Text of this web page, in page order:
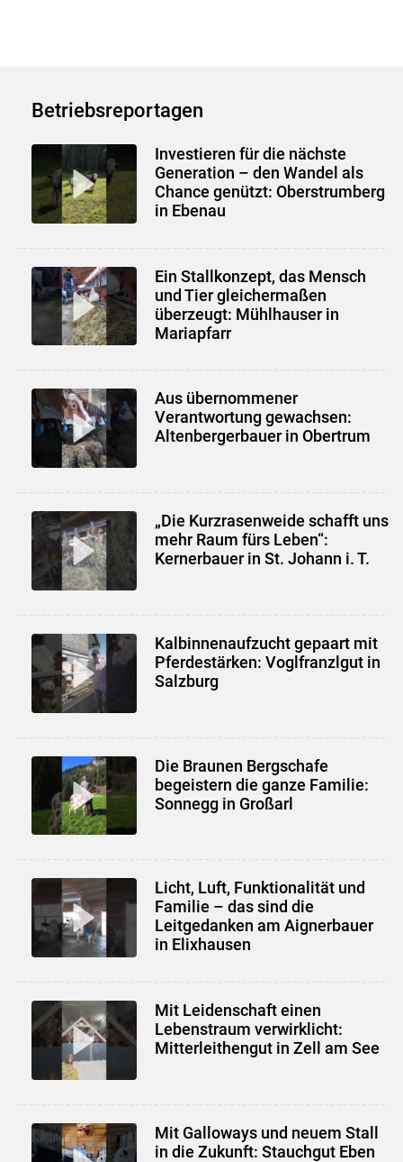
Betriebsreportagen
Investieren für die nächste
Generation – den Wandel als
Chance genützt: Oberstrumberg
in Ebenau
Ein Stallkonzept, das Mensch
und Tier gleichermaßen
überzeugt: Mühlhauser in
Mariapfarr
Aus übernommener
Verantwortung gewachsen:
Altenbergerbauer in Obertrum
„Die Kurzrasenweide schafft uns
mehr Raum fürs Leben“:
Kernerbauer in St. Johann i. T.
Kalbinnenaufzucht gepaart mit
Pferdestärken: Voglfranzlgut in
Salzburg
Die Braunen Bergschafe
begeistern die ganze Familie:
Sonnegg in Großarl
Licht, Luft, Funktionalität und
Familie – das sind die
Leitgedanken am Aignerbauer
in Elixhausen
Mit Leidenschaft einen
Lebenstraum verwirklicht:
Mitterleithengut in Zell am See
Mit Galloways und neuem Stall
in die Zukunft: Stauchgut Eben